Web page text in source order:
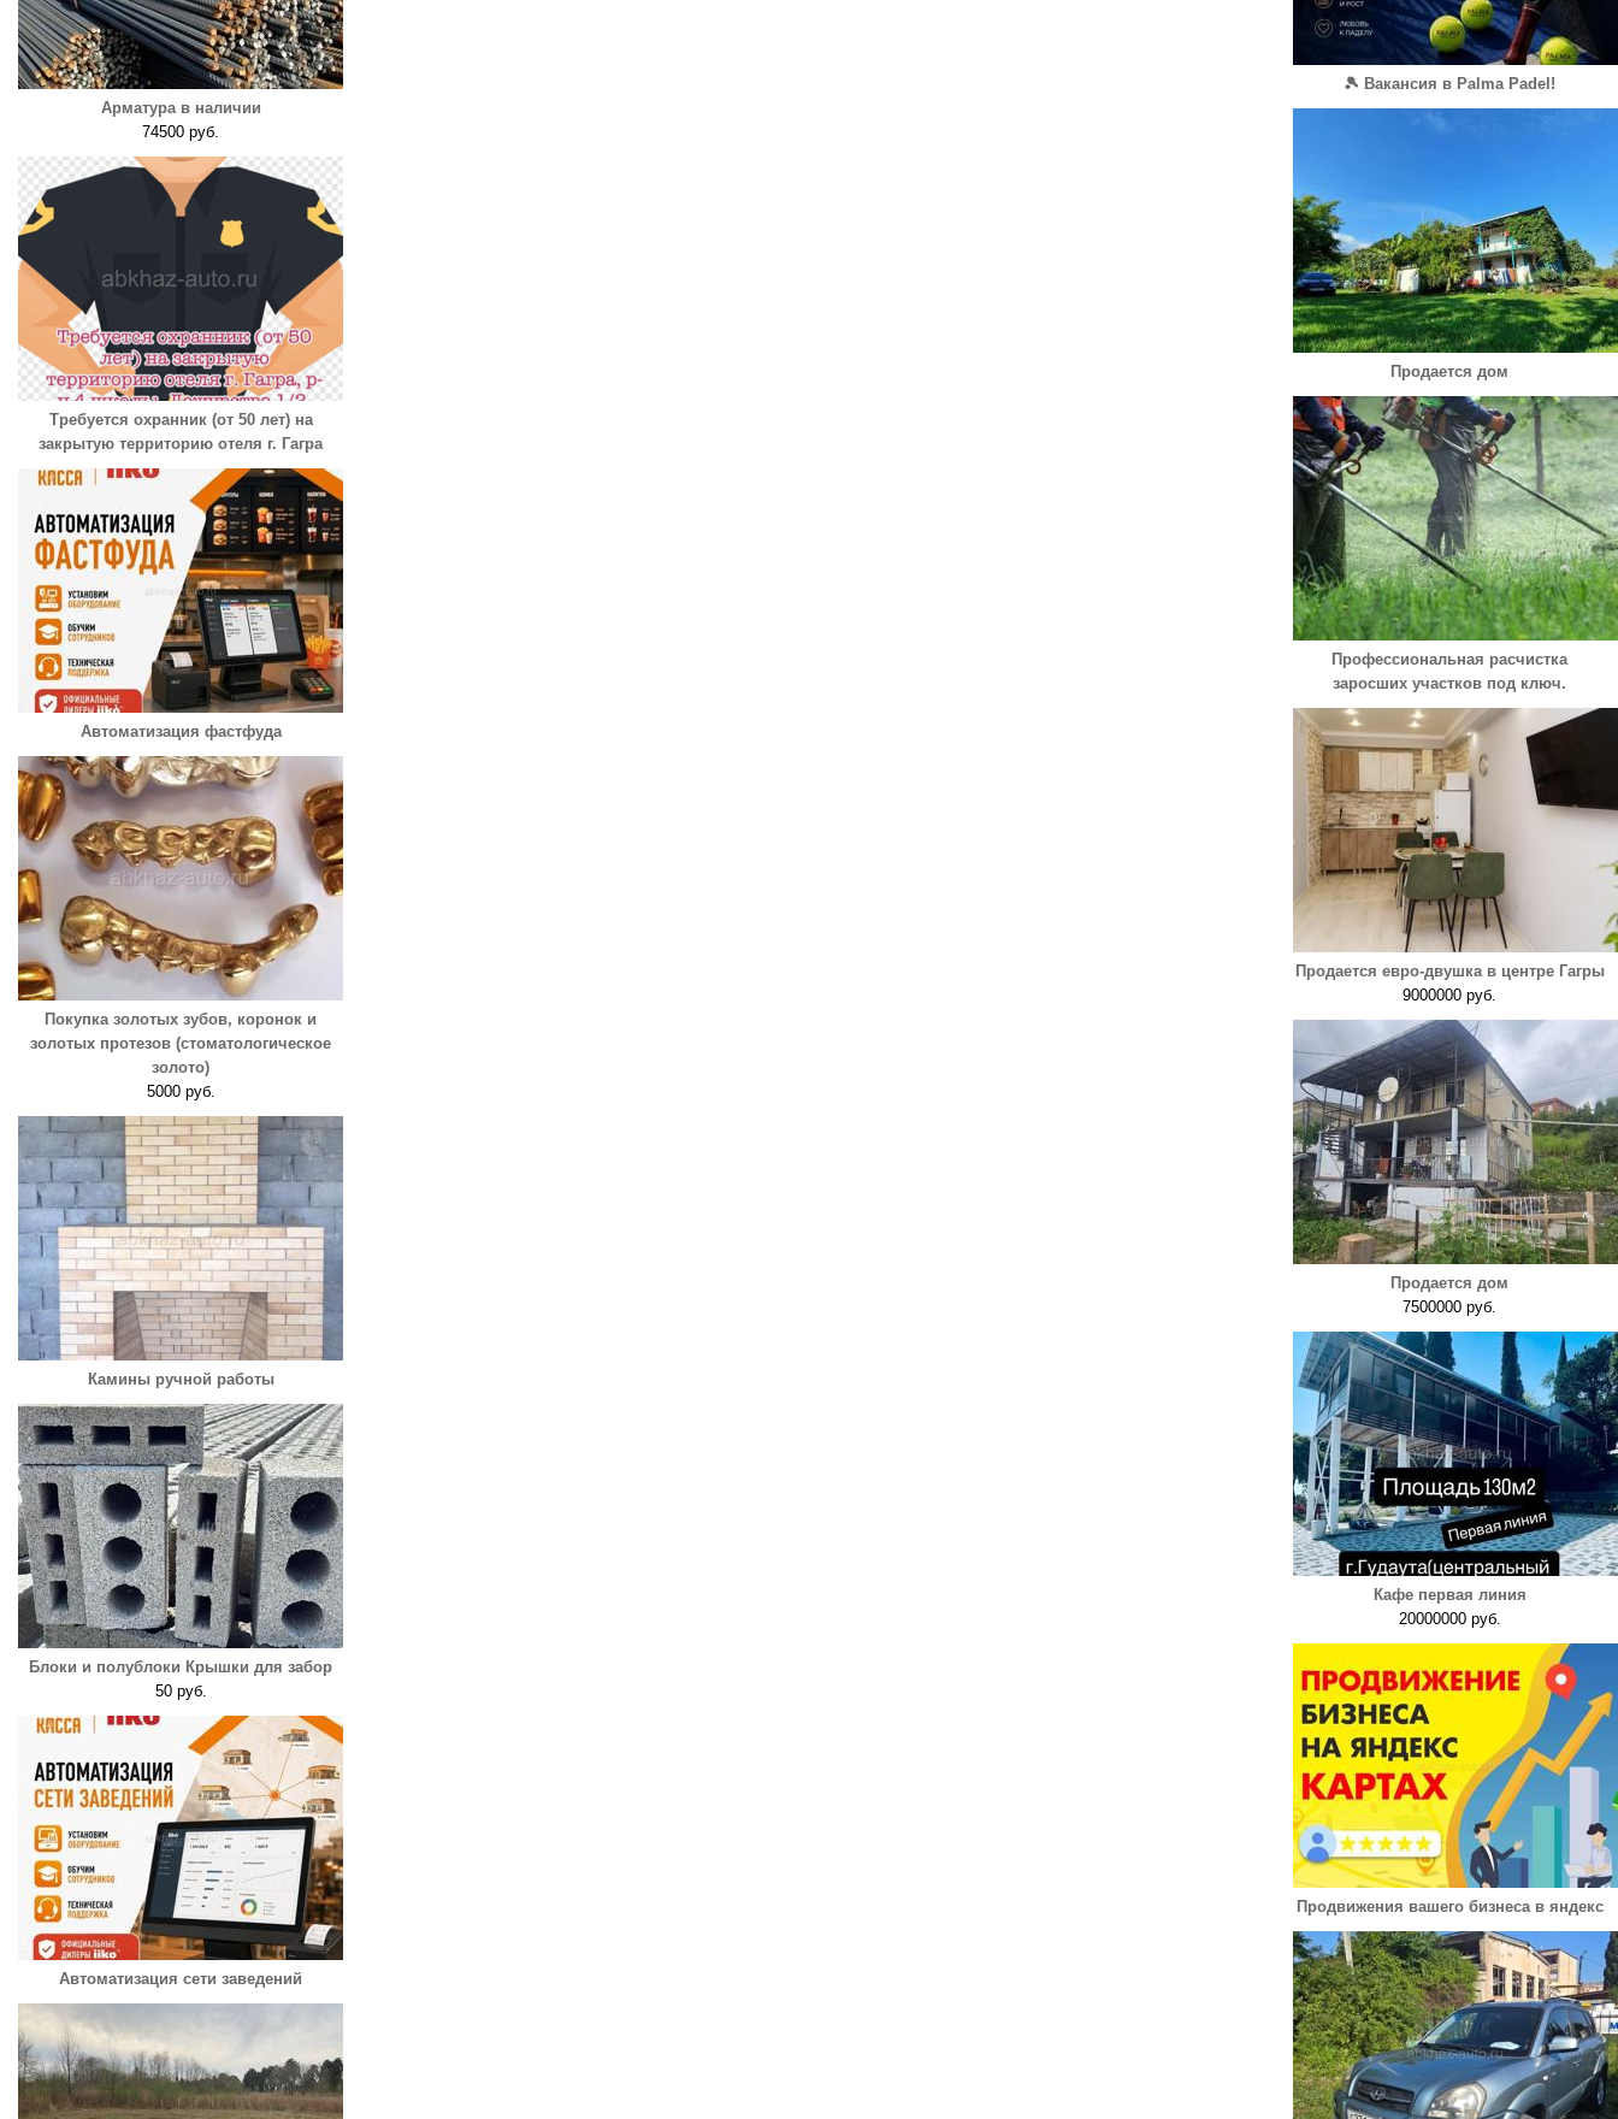
Арматура в наличии
74500 руб.
Требуется охранник (от 50 лет) на
закрытую территорию отеля г. Гагра
Автоматизация фастфуда
Покупка золотых зубов, коронок и
золотых протезов (стоматологическое
золото)
5000 руб.
Камины ручной работы
Блоки и полублоки Крышки для забор
50 руб.
Автоматизация сети заведений
🎾 Вакансия в Palma Padel!
Продается дом
Профессиональная расчистка
заросших участков под ключ.
Продается евро-двушка в центре Гагры
9000000 руб.
Продается дом
7500000 руб.
Кафе первая линия
20000000 руб.
Продвижения вашего бизнеса в яндекс